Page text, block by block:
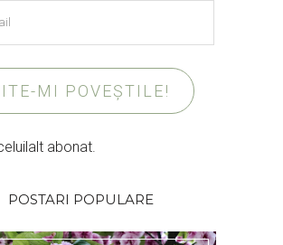
MI POVEȘTILE!
abonat.
POSTARI POPULARE